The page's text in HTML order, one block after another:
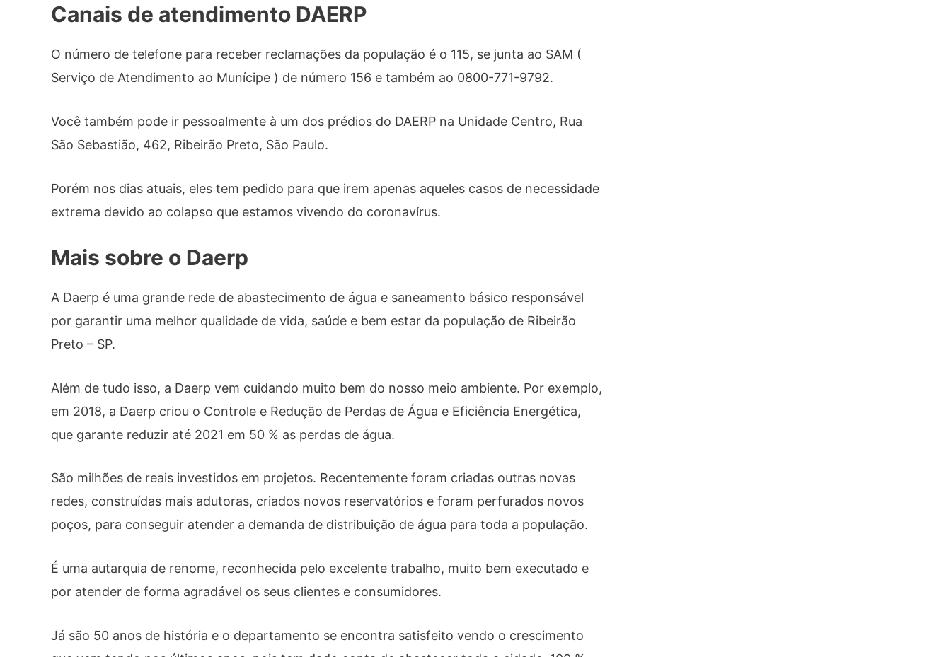
Canais de atendimento DAERP
O número de telefone para receber reclamações da população é o 115, se junta ao SAM (
Serviço de Atendimento ao Munícipe ) de número 156 e também ao 0800-771-9792.
Você também pode ir pessoalmente à um dos prédios do DAERP na Unidade Centro, Rua
São Sebastião, 462, Ribeirão Preto, São Paulo.
Porém nos dias atuais, eles tem pedido para que irem apenas aqueles casos de necessidade
extrema devido ao colapso que estamos vivendo do coronavírus.
Mais sobre o Daerp
A Daerp é uma grande rede de abastecimento de água e saneamento básico responsável
por garantir uma melhor qualidade de vida, saúde e bem estar da população de Ribeirão
Preto – SP.
Além de tudo isso, a Daerp vem cuidando muito bem do nosso meio ambiente. Por exemplo,
em 2018, a Daerp criou o Controle e Redução de Perdas de Água e Eficiência Energética,
que garante reduzir até 2021 em 50 % as perdas de água.
São milhões de reais investidos em projetos. Recentemente foram criadas outras novas
redes, construídas mais adutoras, criados novos reservatórios e foram perfurados novos
poços, para conseguir atender a demanda de distribuição de água para toda a população.
É uma autarquia de renome, reconhecida pelo excelente trabalho, muito bem executado e
por atender de forma agradável os seus clientes e consumidores.
Já são 50 anos de história e o departamento se encontra satisfeito vendo o crescimento